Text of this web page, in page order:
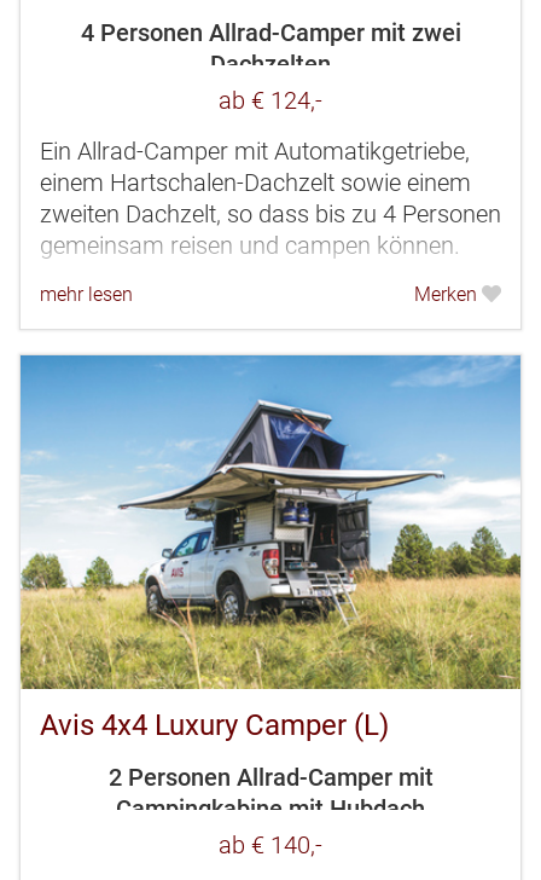
4 Personen Allrad-Camper mit zwei
Dachzelten
ab € 124,-
Ein Allrad-Camper mit Automatikgetriebe,
einem Hartschalen-Dachzelt sowie einem
zweiten Dachzelt, so dass bis zu 4 Personen
gemeinsam reisen und campen können.
mehr lesen Merken
Avis 4x4 Luxury Camper (L)
2 Personen Allrad-Camper mit
Campingkabine mit Hubdach
ab € 140,-